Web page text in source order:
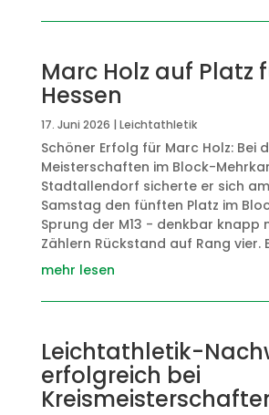
Marc Holz auf Platz
Hessen
17. Juni 2026 | Leichtathletik
Schöner Erfolg für Marc Holz: Bei
Meisterschaften im Block-
Stadtallendorf sicherte er sich
Samstag den fünften Platz im
Sprung der M13 - denkbar knapp
Zählern Rückstand auf Rang vier.
mehr lesen
Leichtathletik-
erfolgreich bei